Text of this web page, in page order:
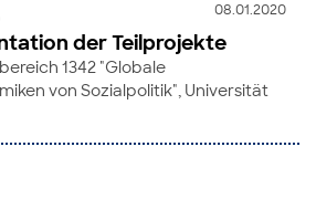
08.01.2020
der Teilprojekte
1342 "Globale
von Sozialpolitik", Universität